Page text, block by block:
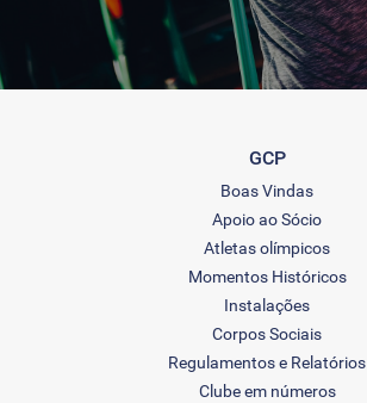
GCP
Boas Vindas
Apoio ao Sócio
Atletas olímpicos
Momentos Históricos
Instalações
Corpos Sociais
Regulamentos e Relatórios
Clube em números